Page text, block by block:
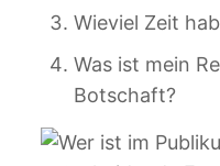
Wieviel Zeit
Was ist mein
Botschaft?